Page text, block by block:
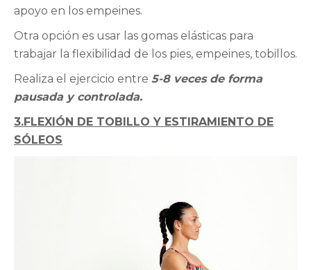
apoyo en los empeines.
Otra opción es usar las gomas elásticas para
trabajar la flexibilidad de los pies, empeines, tobillos.
Realiza el ejercicio entre 5-8 veces de forma
pausada y controlada.
3.FLEXIÓN DE TOBILLO Y ESTIRAMIENTO DE
SÓLEOS